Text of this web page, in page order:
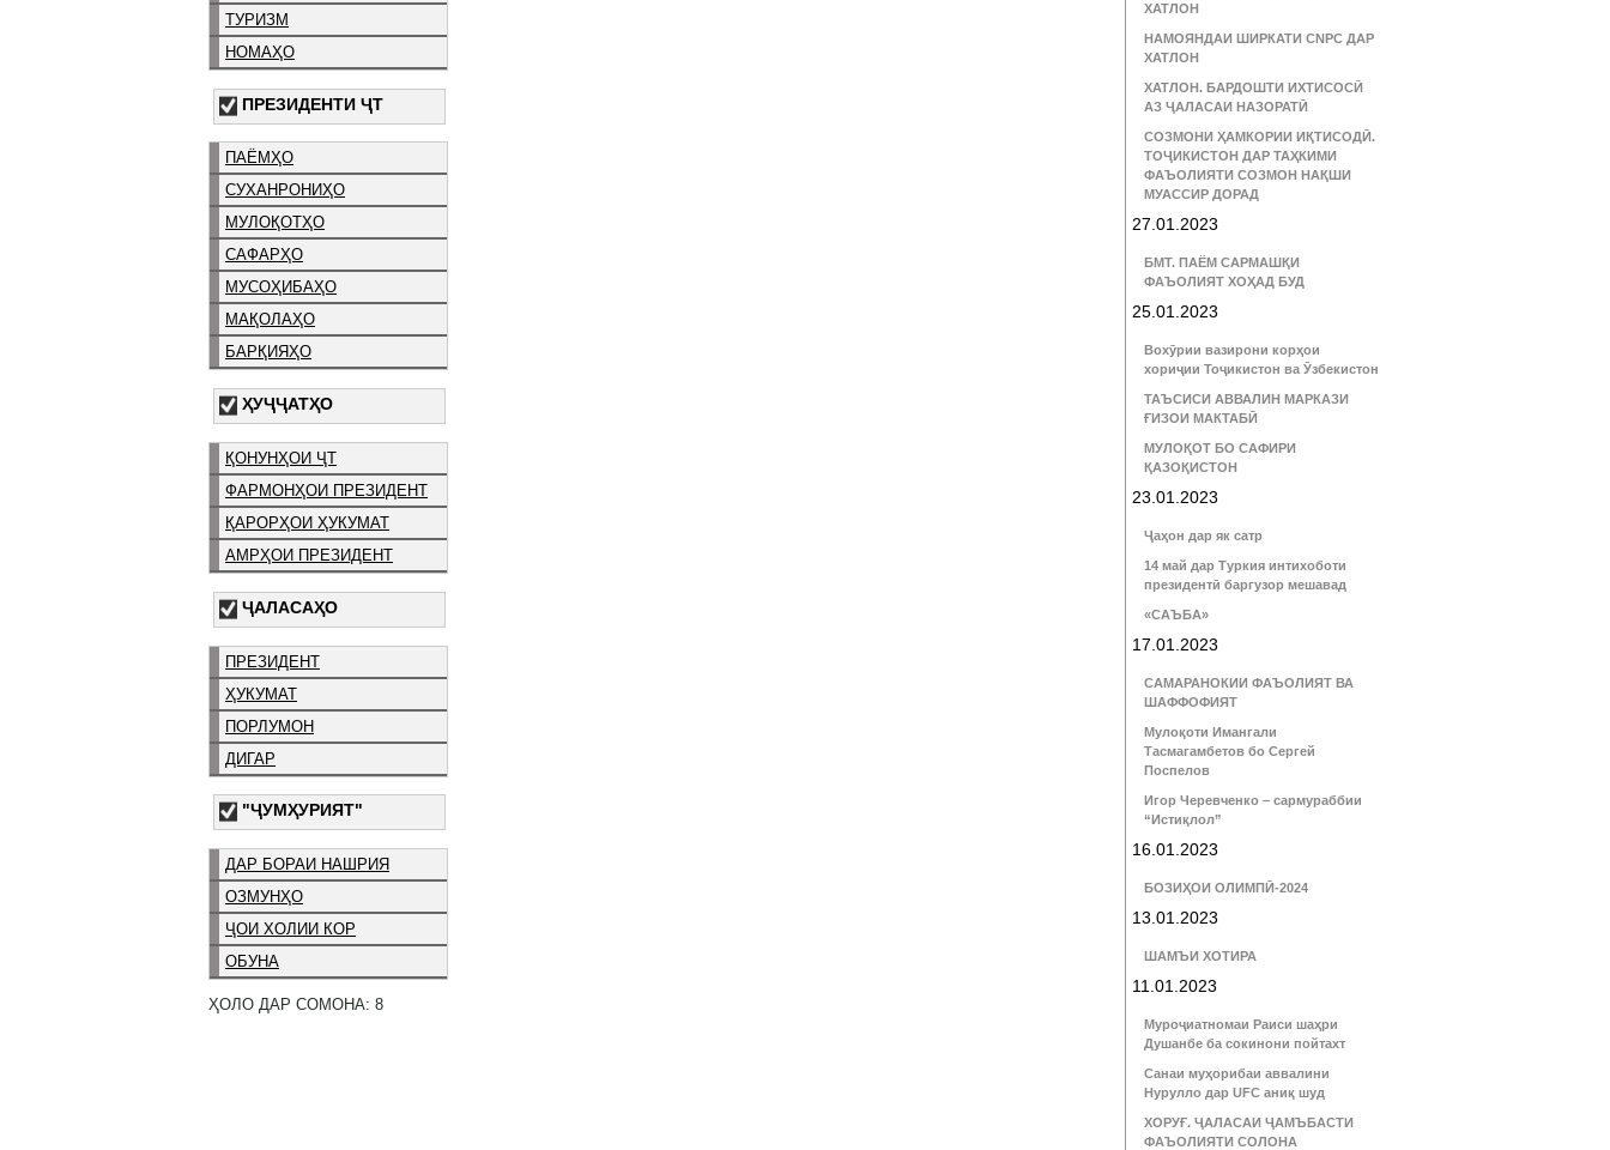
ТУРИЗМ
НОМАҲО
ПРЕЗИДЕНТИ ҶТ
ПАЁМҲО
СУХАНРОНИҲО
МУЛОҚОТҲО
САФАРҲО
МУСОҲИБАҲО
МАҚОЛАҲО
БАРҚИЯҲО
ҲУҶҶАТҲО
ҚОНУНҲОИ ҶТ
ФАРМОНҲОИ ПРЕЗИДЕНТ
ҚАРОРҲОИ ҲУКУМАТ
АМРҲОИ ПРЕЗИДЕНТ
ҶАЛАСАҲО
ПРЕЗИДЕНТ
ҲУКУМАТ
ПОРЛУМОН
ДИГАР
"ҶУМҲУРИЯТ"
ДАР БОРАИ НАШРИЯ
ОЗМУНҲО
ҶОИ ХОЛИИ КОР
ОБУНА
ҲОЛО ДАР СОМОНА: 8
ХАТЛОН
НАМОЯНДАИ ШИРКАТИ CNPC ДАР
ХАТЛОН
ХАТЛОН. БАРДОШТИ ИХТИСОСӢ
АЗ ҶАЛАСАИ НАЗОРАТӢ
СОЗМОНИ ҲАМКОРИИ ИҚТИСОДӢ.
ТОҶИКИСТОН ДАР ТАҲКИМИ
ФАЪОЛИЯТИ СОЗМОН НАҚШИ
МУАССИР ДОРАД
27.01.2023
БМТ. ПАЁМ САРМАШҚИ
ФАЪОЛИЯТ ХОҲАД БУД
25.01.2023
Вохӯрии вазирони корҳои
хориҷии Тоҷикистон ва Ӯзбекистон
ТАЪСИСИ АВВАЛИН МАРКАЗИ
ҒИЗОИ МАКТАБӢ
МУЛОҚОТ БО САФИРИ
ҚАЗОҚИСТОН
23.01.2023
Ҷаҳон дар як сатр
14 май дар Туркия интихоботи
президентӣ баргузор мешавад
«САЪБА»
17.01.2023
САМАРАНОКИИ ФАЪОЛИЯТ ВА
ШАФФОФИЯТ
Мулоқоти Имангали
Тасмагамбетов бо Сергей
Поспелов
Игор Черевченко – сармураббии
“Истиқлол”
16.01.2023
БОЗИҲОИ ОЛИМПӢ-2024
13.01.2023
ШАМЪИ ХОТИРА
11.01.2023
Муроҷиатномаи Раиси шаҳри
Душанбе ба сокинони пойтахт
Санаи муҳорибаи аввалини
Нурулло дар UFC аниқ шуд
ХОРУҒ. ҶАЛАСАИ ҶАМЪБАСТИ
ФАЪОЛИЯТИ СОЛОНА